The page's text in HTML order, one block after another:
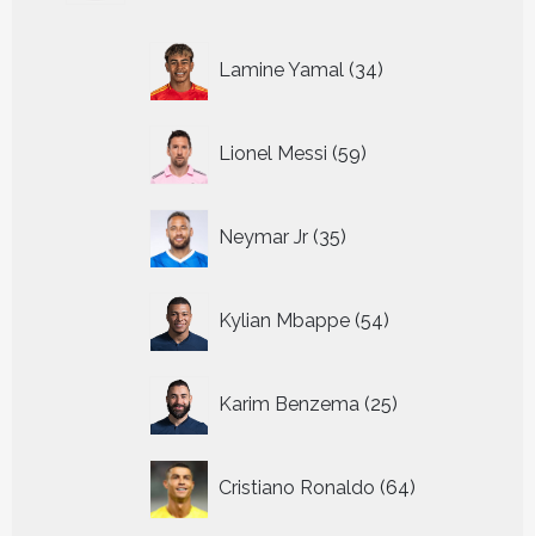
Lamine Yamal 34
producten
Lionel Messi 59
producten
Neymar Jr 35
producten
Kylian Mbappe 54
producten
Karim Benzema 25
producten
Cristiano Ronaldo 64
producten